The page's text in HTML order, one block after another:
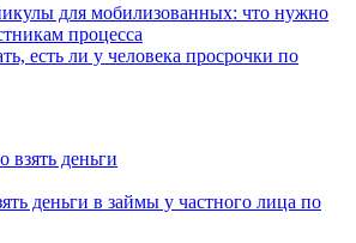
для мобилизованных: что нужно
процесса
есть ли у человека просрочки по
взять деньги
деньги в займы у частного лица по